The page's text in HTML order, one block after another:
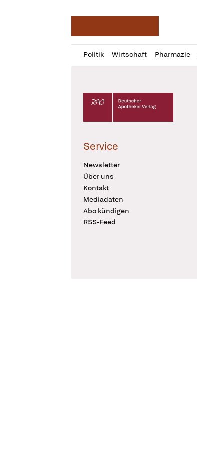
Politik Wirtschaft Pharmazie
Profil
öffnen
Daz
Pur
Deutscher Apotheker Verlag
Service
Newsletter
Über uns
Kontakt
Mediadaten
Abo kündigen
RSS-Feed